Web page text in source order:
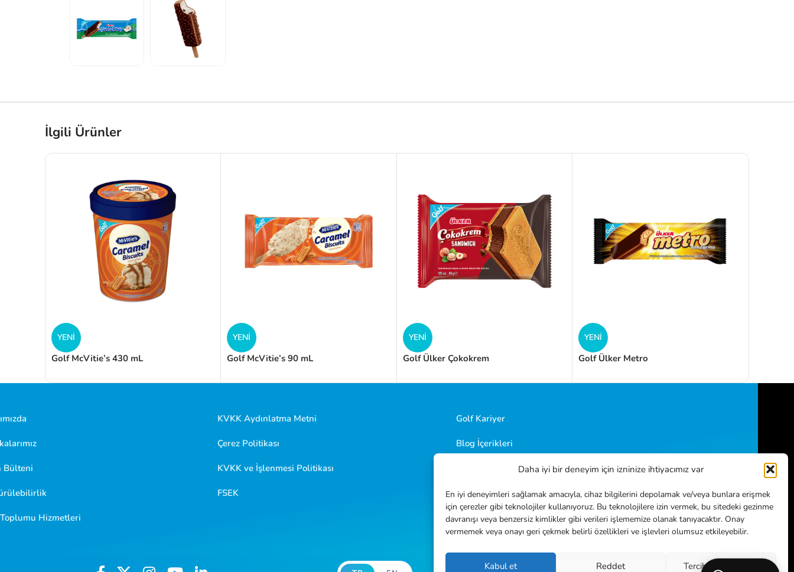
Daha iyi bir deneyim için izninize ihtiyacımız var
En iyi deneyimleri sağlamak amacıyla, cihaz bilgilerini depolamak ve/veya bunlara erişmek
için çerezler gibi teknolojiler kullanıyoruz. Bu teknolojilere izin vermek, bu sitedeki gezinme
davranışı veya benzersiz kimlikler gibi verileri işlememize olanak tanıyacaktır. Onay
vermemek veya onayı geri çekmek belirli özellikleri ve işlevleri olumsuz etkileyebilir.
Kabul et Reddet Tercihleri görüntüle
İlgili Ürünler
YENI
Golf McVitie’s 430 mL
YENI
Golf McVitie’s 90 mL
YENI
Golf Ülker Çokokrem
YENI
Golf Ülker Metro
Bülteni
Hizmetleri
KVKK Aydınlatma Metni
Çerez Politikası
KVKK ve İşlenmesi Politikası
FSEK
Golf Kariyer
Blog İçerikleri
Sıkça Sorulan Sorular
İletişim
Golf Dondurma Dijital Asistanı
Size nasıl yardımcı olabiliriz?
Merhaba 👋